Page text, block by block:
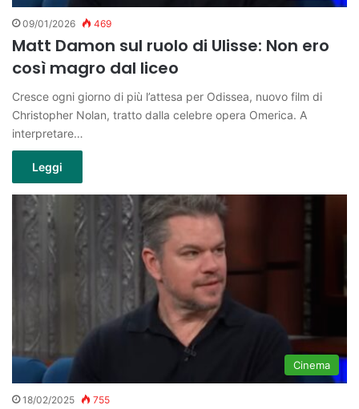
09/01/2026 469
Matt Damon sul ruolo di Ulisse: Non ero
così magro dal liceo
Cresce ogni giorno di più l’attesa per Odissea, nuovo film di
Christopher Nolan, tratto dalla celebre opera Omerica. A
interpretare…
Leggi
Cinema
18/02/2025 755